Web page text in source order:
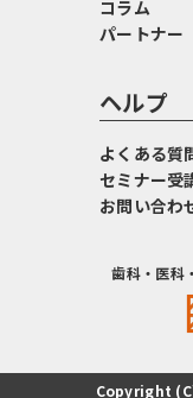
コラム
パートナー
ヘルプ
よくある質
セミナー受
お問い合わ
歯科・医科
Copyright